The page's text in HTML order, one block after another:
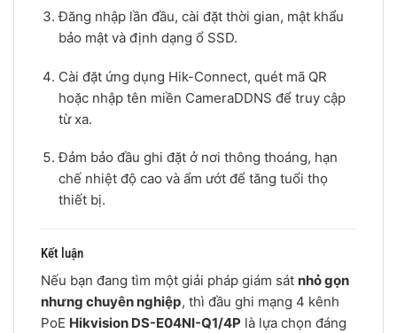
Đăng nhập lần đầu, cài đặt thời gian, mật khẩu
bảo mật và định dạng ổ SSD.
Cài đặt ứng dụng Hik-Connect, quét mã QR
hoặc nhập tên miền CameraDDNS để truy cập
từ xa.
Đảm bảo đầu ghi đặt ở nơi thông thoáng, hạn
chế nhiệt độ cao và ẩm ướt để tăng tuổi thọ
thiết bị.
Kết luận
Nếu bạn đang tìm một giải pháp giám sát nhỏ gọn
nhưng chuyên nghiệp, thì đầu ghi mạng 4 kênh
PoE Hikvision DS-E04NI-Q1/4P là lựa chọn đáng